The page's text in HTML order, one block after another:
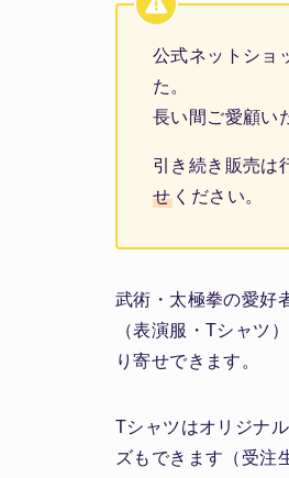
公式ネットショ
た。
長い間ご愛顧い
引き続き販売は
せ ください。
武術・太極拳の愛好
（表演服・Tシャツ
り寄せできます。
Tシャツはオリジナ
ズもできます（受注